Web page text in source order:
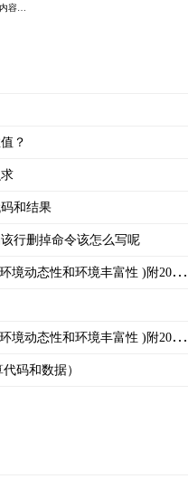
容…
？
和结果
行删掉命令该怎么写呢
境动态性和环境丰富性 )附2000
境动态性和环境丰富性 )附2000
码和数据）